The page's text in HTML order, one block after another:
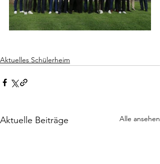
Aktuelles Schülerheim
Aktuelle Beiträge Alle ansehen